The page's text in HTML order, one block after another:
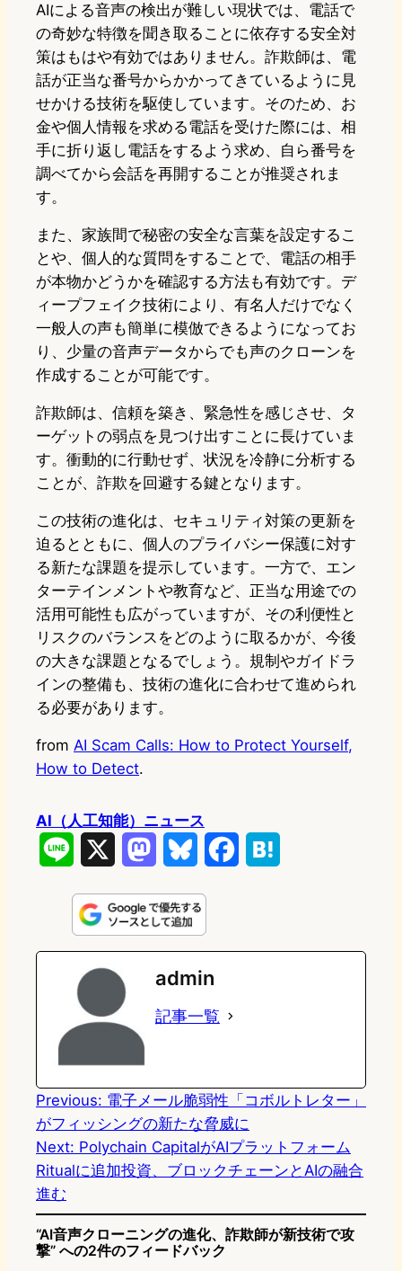
AIによる音声の検出が難しい現状では、電話で
の奇妙な特徴を聞き取ることに依存する安全対
策はもはや有効ではありません。詐欺師は、電
話が正当な番号からかかってきているように見
せかける技術を駆使しています。そのため、お
金や個人情報を求める電話を受けた際には、相
手に折り返し電話をするよう求め、自ら番号を
調べてから会話を再開することが推奨されま
す。
また、家族間で秘密の安全な言葉を設定するこ
とや、個人的な質問をすることで、電話の相手
が本物かどうかを確認する方法も有効です。デ
ィープフェイク技術により、有名人だけでなく
一般人の声も簡単に模倣できるようになってお
り、少量の音声データからでも声のクローンを
作成することが可能です。
詐欺師は、信頼を築き、緊急性を感じさせ、タ
ーゲットの弱点を見つけ出すことに長けていま
す。衝動的に行動せず、状況を冷静に分析する
ことが、詐欺を回避する鍵となります。
この技術の進化は、セキュリティ対策の更新を
迫るとともに、個人のプライバシー保護に対す
る新たな課題を提示しています。一方で、エン
ターテインメントや教育など、正当な用途での
活用可能性も広がっていますが、その利便性と
リスクのバランスをどのように取るかが、今後
の大きな課題となるでしょう。規制やガイドラ
インの整備も、技術の進化に合わせて進められ
る必要があります。
from AI Scam Calls: How to Protect Yourself,
How to Detect.
AI（人工知能）ニュース
n
e
s
t
o
d
n
u
e
s
k
e
k
e
admin
記事一覧
Previous: 電子メール脆弱性「コボルトレター」
がフィッシングの新たな脅威に
Next: Polychain CapitalがAIプラットフォーム
Ritualに追加投資、ブロックチェーンとAIの融合
進む
“AI音声クローニングの進化、詐欺師が新技術で攻
撃” への2件のフィードバック